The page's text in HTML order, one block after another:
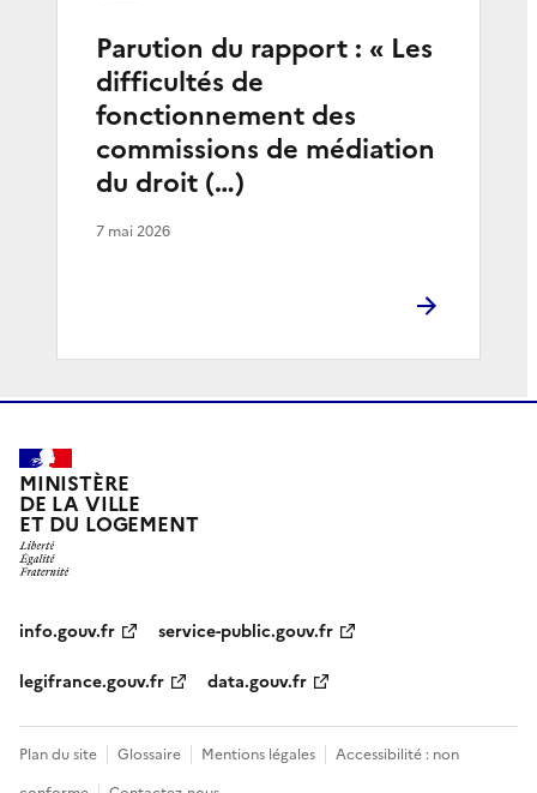
Parution du rapport : « Les
difficultés de
fonctionnement des
commissions de médiation
du droit (…)
7 mai 2026
MINISTÈRE
DE LA VILLE
ET DU LOGEMENT
info.gouv.fr
service-public.gouv.fr
legifrance.gouv.fr
data.gouv.fr
Plan du site Glossaire Mentions légales
Accessibilité : non